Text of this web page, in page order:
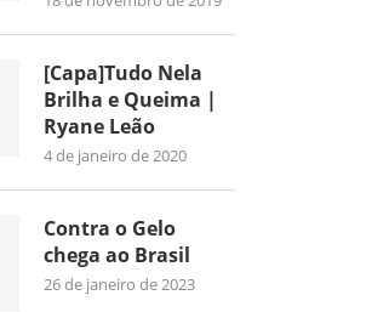
[Capa]Tudo Nela
Brilha e Queima |
Ryane Leão
4 de janeiro de 2020
Contra o Gelo
chega ao Brasil
26 de janeiro de 2023